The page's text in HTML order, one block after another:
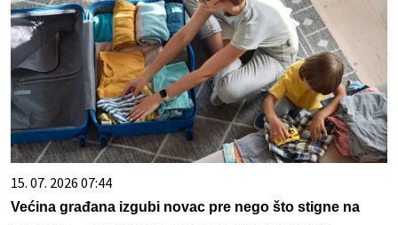
15. 07. 2026 07:44
Većina građana izgubi novac pre nego što stigne na